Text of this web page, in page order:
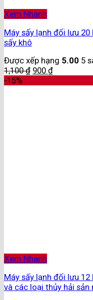
Xem Nhanh
Máy sấy lạnh đối lưu
sấy khô
Được xếp hạng 5.00 5
1,100₫ 900 ₫
-15%
Xem Nhanh
Máy sấy lạnh đối lưu
và các loại thủy hải sản